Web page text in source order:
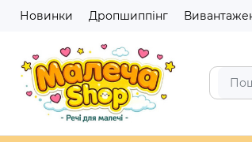
Новинки Дропшиппінг